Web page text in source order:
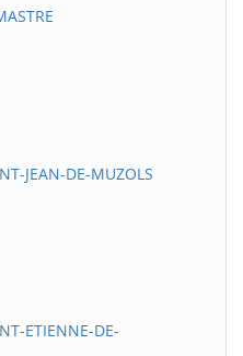
JEAN-DE-MUZOLS
ETIENNE-DE-